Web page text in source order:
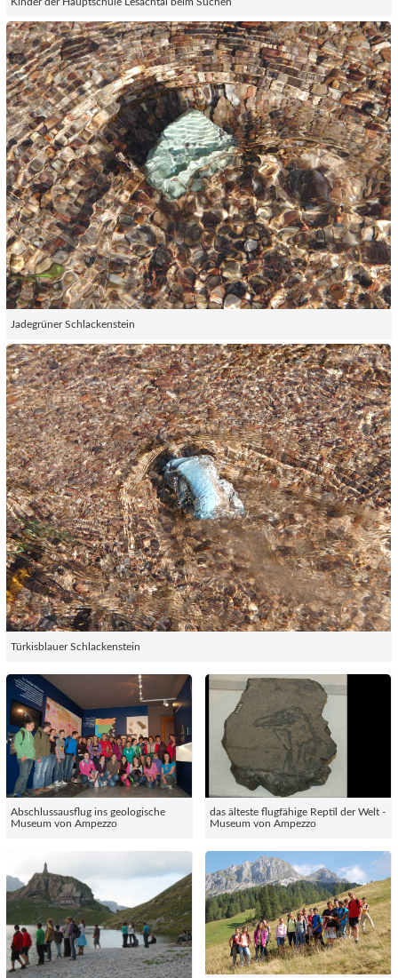
Jadegrüner Schlackenstein
Türkisblauer Schlackenstein
Abschlussausflug ins geologische
Museum von Ampezzo
das älteste flugfähige Reptil der Welt -
Museum von Ampezzo